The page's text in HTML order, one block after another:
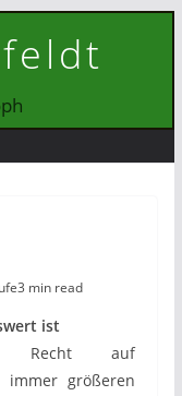
3 min read
ist
Recht auf
immer größeren